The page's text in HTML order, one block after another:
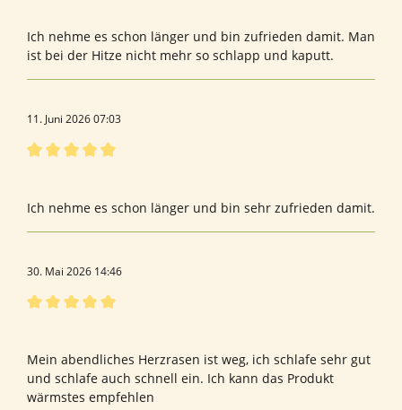
Ich nehme es schon länger und bin zufrieden damit. Man
ist bei der Hitze nicht mehr so schlapp und kaputt.
11. Juni 2026 07:03
Ich nehme es schon länger und bin sehr zufrieden damit.
30. Mai 2026 14:46
Mein abendliches Herzrasen ist weg, ich schlafe sehr gut
und schlafe auch schnell ein. Ich kann das Produkt
wärmstes empfehlen